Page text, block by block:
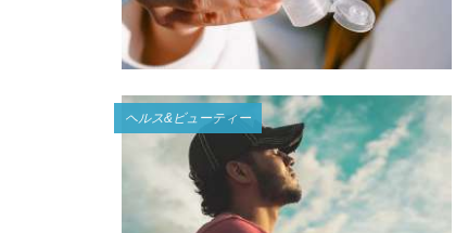
ヘルス&ビューティー